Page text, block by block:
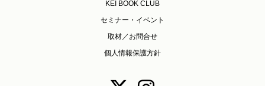
KEI BOOK CLUB
セミナー・イベント
取材／お問合せ
個人情報保護方針